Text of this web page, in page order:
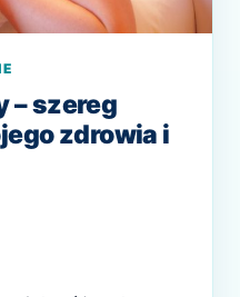
– szereg
zdrowia i